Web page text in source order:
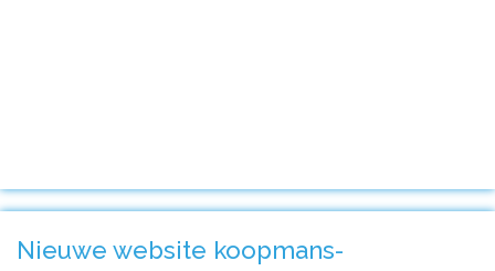
Nieuwe website koopmans-